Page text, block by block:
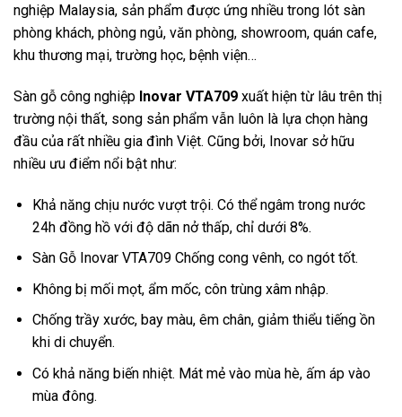
nghiệp Malaysia, sản phẩm được ứng nhiều trong lót sàn
phòng khách, phòng ngủ, văn phòng, showroom, quán cafe,
khu thương mại, trường học, bệnh viện…
Sàn gỗ công nghiệp Inovar VTA709 xuất hiện từ lâu trên thị
trường nội thất, song sản phẩm vẫn luôn là lựa chọn hàng
đầu của rất nhiều gia đình Việt. Cũng bởi, Inovar sở hữu
nhiều ưu điểm nổi bật như:
Khả năng chịu nước vượt trội. Có thể ngâm trong nước
24h đồng hồ với độ dãn nở thấp, chỉ dưới 8%.
Sàn Gỗ Inovar VTA709 Chống cong vênh, co ngót tốt.
Không bị mối mọt, ẩm mốc, côn trùng xâm nhập.
Chống trầy xước, bay màu, êm chân, giảm thiểu tiếng ồn
khi di chuyển.
Có khả năng biến nhiệt. Mát mẻ vào mùa hè, ấm áp vào
mùa đông.